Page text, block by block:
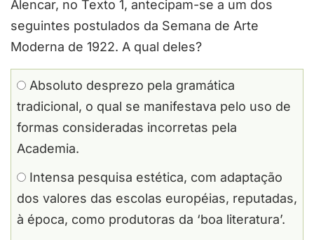
Alencar, no Texto 1, antecipam-se a um dos
seguintes postulados da Semana de Arte
Moderna de 1922. A qual deles?
Absoluto desprezo pela gramática
tradicional, o qual se manifestava pelo uso de
formas consideradas incorretas pela
Academia.
Intensa pesquisa estética, com adaptação
dos valores das escolas européias, reputadas,
à época, como produtoras da ‘boa literatura’.